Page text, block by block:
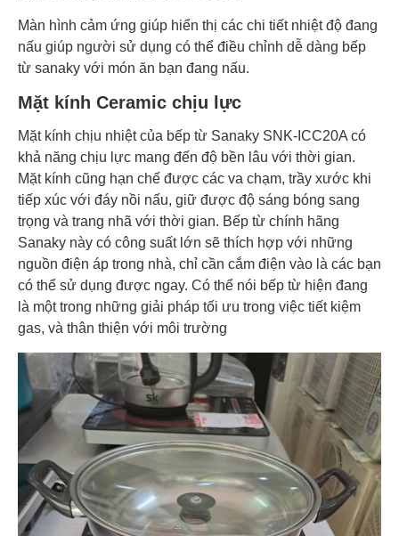
Màn hình cảm ứng giúp hiển thị các chi tiết nhiệt độ đang
nấu giúp người sử dụng có thể điều chỉnh dễ dàng bếp
từ sanaky với món ăn bạn đang nấu.
Mặt kính Ceramic chịu lực
Mặt kính chịu nhiệt của bếp từ Sanaky SNK-ICC20A có
khả năng chịu lực mang đến độ bền lâu với thời gian.
Mặt kính cũng hạn chế được các va chạm, trầy xước khi
tiếp xúc với đáy nồi nấu, giữ được độ sáng bóng sang
trọng và trang nhã với thời gian. Bếp từ chính hãng
Sanaky này có công suất lớn sẽ thích hợp với những
nguồn điện áp trong nhà, chỉ cần cắm điện vào là các bạn
có thể sử dụng được ngay. Có thể nói bếp từ hiện đang
là một trong những giải pháp tối ưu trong việc tiết kiệm
gas, và thân thiện với môi trường